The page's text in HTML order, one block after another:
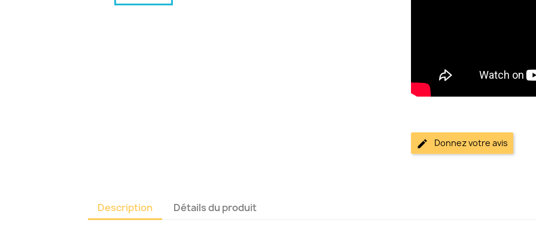
Donnez votre avis
Description Détails du produit